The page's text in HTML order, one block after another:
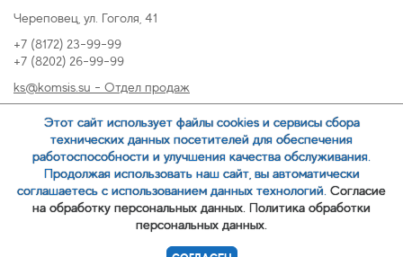
Череповец, ул. Гоголя, 41
+7 (8172) 23-99-99
+7 (8202) 26-99-99
ks@komsis.su - Отдел продаж
oz@komsis.su - Отдел закупок
ЗАКАЗАТЬ ЗВОНОК
Этот сайт использует файлы cookies и сервисы сбора
технических данных посетителей для обеспечения
работоспособности и улучшения качества обслуживания.
Продолжая использовать наш сайт, вы автоматически
соглашаетесь с использованием данных технологий. Согласие
на обработку персональных данных. Политика обработки
персональных данных.